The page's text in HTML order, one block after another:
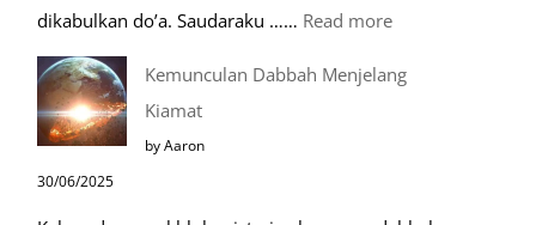
dikabulkan do’a. Saudaraku …… Read more:
Saat
Kemunculan Dabbah Menjelang
Kiamat
by Aaron
30/06/2025